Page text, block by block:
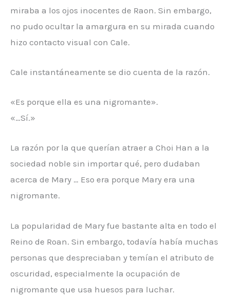
miraba a los ojos inocentes de Raon. Sin embargo,
no pudo ocultar la amargura en su mirada cuando
hizo contacto visual con Cale.
Cale instantáneamente se dio cuenta de la razón.
«Es porque ella es una nigromante».
«…Sí.»
La razón por la que querían atraer a Choi Han a la
sociedad noble sin importar qué, pero dudaban
acerca de Mary … Eso era porque Mary era una
nigromante.
La popularidad de Mary fue bastante alta en todo el
Reino de Roan. Sin embargo, todavía había muchas
personas que despreciaban y temían el atributo de
oscuridad, especialmente la ocupación de
nigromante que usa huesos para luchar.